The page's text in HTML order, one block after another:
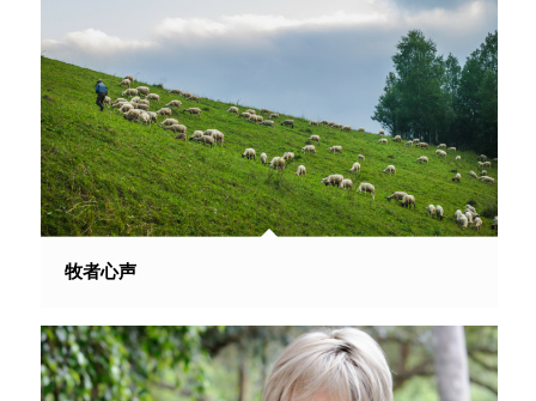
牧者心声